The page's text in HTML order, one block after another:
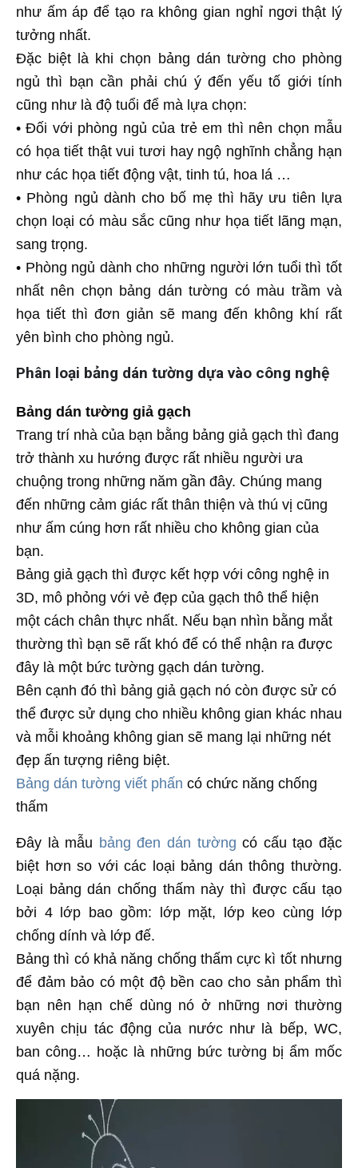
như ấm áp để tạo ra không gian nghỉ ngơi thật lý
tưởng nhất.
Đặc biệt là khi chọn bảng dán tường cho phòng
ngủ thì bạn cần phải chú ý đến yếu tố giới tính
cũng như là độ tuổi để mà lựa chọn:
• Đối với phòng ngủ của trẻ em thì nên chọn mẫu
có họa tiết thật vui tươi hay ngộ nghĩnh chẳng hạn
như các họa tiết động vật, tinh tú, hoa lá …
• Phòng ngủ dành cho bố mẹ thì hãy ưu tiên lựa
chọn loại có màu sắc cũng như họa tiết lãng mạn,
sang trọng.
• Phòng ngủ dành cho những người lớn tuổi thì tốt
nhất nên chọn bảng dán tường có màu trầm và
họa tiết thì đơn giản sẽ mang đến không khí rất
yên bình cho phòng ngủ.
Phân loại bảng dán tường dựa vào công nghệ
Bảng dán tường giả gạch
Trang trí nhà của bạn bằng bảng giả gạch thì đang
trở thành xu hướng được rất nhiều người ưa
chuộng trong những năm gần đây. Chúng mang
đến những cảm giác rất thân thiện và thú vị cũng
như ấm cúng hơn rất nhiều cho không gian của
bạn.
Bảng giả gạch thì được kết hợp với công nghệ in
3D, mô phỏng với vẻ đẹp của gạch thô thể hiện
một cách chân thực nhất. Nếu bạn nhìn bằng mắt
thường thì bạn sẽ rất khó để có thể nhận ra được
đây là một bức tường gạch dán tường.
Bên cạnh đó thì bảng giả gạch nó còn được sử có
thể được sử dụng cho nhiều không gian khác nhau
và mỗi khoảng không gian sẽ mang lại những nét
đẹp ấn tượng riêng biệt.
Bảng dán tường viết phấn có chức năng chống
thấm
Đây là mẫu bảng đen dán tường có cấu tạo đặc
biệt hơn so với các loại bảng dán thông thường.
Loại bảng dán chống thấm này thì được cấu tạo
bởi 4 lớp bao gồm: lớp mặt, lớp keo cùng lớp
chống dính và lớp đế.
Bảng thì có khả năng chống thấm cực kì tốt nhưng
để đảm bảo có một độ bền cao cho sản phẩm thì
bạn nên hạn chế dùng nó ở những nơi thường
xuyên chịu tác động của nước như là bếp, WC,
ban công… hoặc là những bức tường bị ẩm mốc
quá nặng.